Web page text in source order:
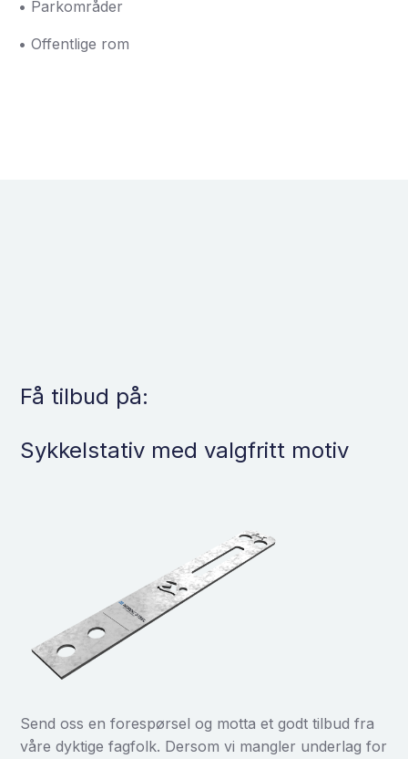
• Parkområder
• Offentlige rom
Få tilbud på:
Sykkelstativ med valgfritt motiv
Send oss en forespørsel og motta et godt tilbud fra
våre dyktige fagfolk. Dersom vi mangler underlag for